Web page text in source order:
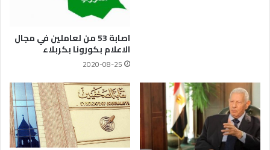
اصابة 53 من لعاملين في مجال
الاعلام بكورونا بكربلاء
2020-08-25